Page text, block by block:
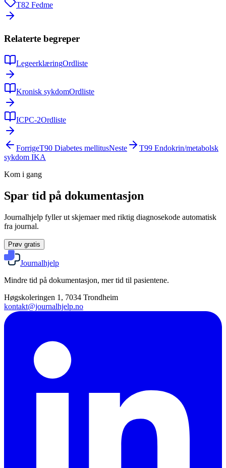
T82 Fedme
Relaterte begreper
LegeerklæringOrdliste
Kronisk sykdomOrdliste
ICPC-2Ordliste
ForrigeT90 Diabetes mellitusNeste T99 Endokrin/metabolsk
sykdom IKA
Kom i gang
Spar tid på dokumentasjon
Journalhjelp fyller ut skjemaer med riktig diagnosekode automatisk
fra journal.
Prøv gratis
Journalhjelp
Mindre tid på dokumentasjon, mer tid til pasientene.
Høgskoleringen 1, 7034 Trondheim
kontakt@journalhjelp.no